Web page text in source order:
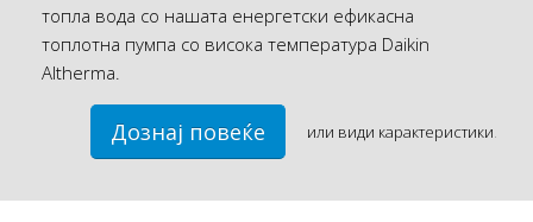
топла вода со нашата енергетски ефикасна
топлотна пумпа со висока температура Daikin
Altherma.
Дознај повеќе или види карактеристики.